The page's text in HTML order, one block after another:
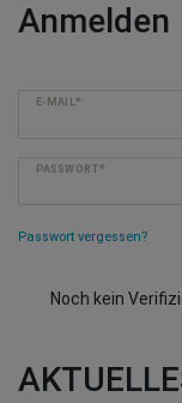
Anmelden
E-MAIL*
PASSWORT*
Passwort vergessen?
Noch kein